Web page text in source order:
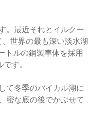
。最近それとイルクー
世界の最も深い淡水湖
トルの鋼製車体を採用
す。
て冬季のバイカル湖に
密な底の後でかぶせて